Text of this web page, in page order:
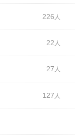
226
22
27
127